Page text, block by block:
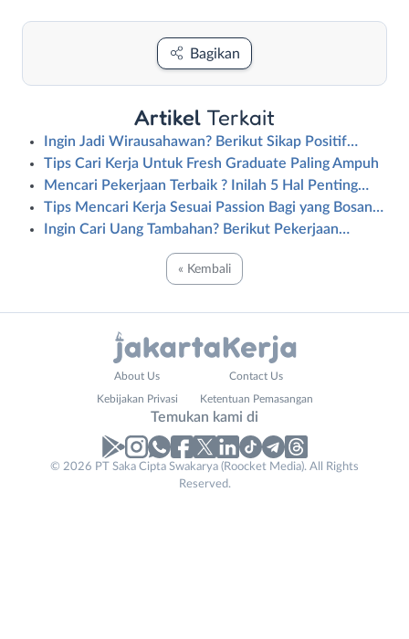
Bagikan
Artikel Terkait
Ingin Jadi Wirausahawan? Berikut Sikap Positif…
Tips Cari Kerja Untuk Fresh Graduate Paling Ampuh
Mencari Pekerjaan Terbaik ? Inilah 5 Hal Penting…
Tips Mencari Kerja Sesuai Passion Bagi yang Bosan…
Ingin Cari Uang Tambahan? Berikut Pekerjaan…
« Kembali
About Us Contact Us
Kebijakan Privasi Ketentuan Pemasangan
Temukan kami di
© 2026 PT Saka Cipta Swakarya (Roocket Media). All Rights
Reserved.